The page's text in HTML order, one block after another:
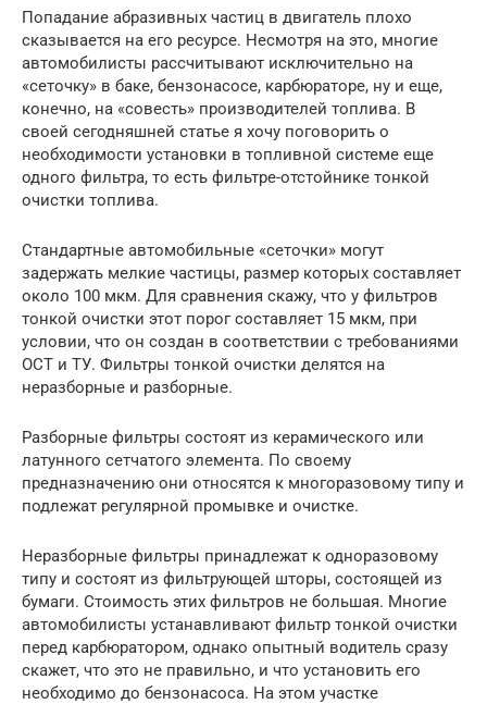
Попадание абразивных частиц в двигатель плохо
сказывается на его ресурсе. Несмотря на это, многие
автомобилисты рассчитывают исключительно на
«сеточку» в баке, бензонасосе, карбюраторе, ну и еще,
конечно, на «совесть» производителей топлива. В
своей сегодняшней статье я хочу поговорить о
необходимости установки в топливной системе еще
одного фильтра, то есть фильтре-отстойнике тонкой
очистки топлива.
Стандартные автомобильные «сеточки» могут
задержать мелкие частицы, размер которых составляет
около 100 мкм. Для сравнения скажу, что у фильтров
тонкой очистки этот порог составляет 15 мкм, при
условии, что он создан в соответствии с требованиями
ОСТ и ТУ. Фильтры тонкой очистки делятся на
неразборные и разборные.
Разборные фильтры состоят из керамического или
латунного сетчатого элемента. По своему
предназначению они относятся к многоразовому типу и
подлежат регулярной промывке и очистке.
Неразборные фильтры принадлежат к одноразовому
типу и состоят из фильтрующей шторы, состоящей из
бумаги. Стоимость этих фильтров не большая. Многие
автомобилисты устанавливают фильтр тонкой очистки
перед карбюратором, однако опытный водитель сразу
скажет, что это не правильно, и что установить его
необходимо до бензонасоса. На этом участке